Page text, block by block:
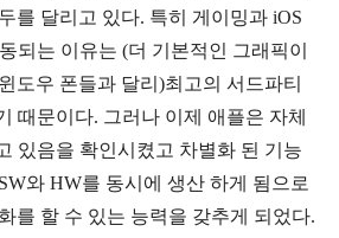
를 달리고 있다. 특히 게이밍과 iOS
되는 이유는 (더 기본적인 그래픽이
도우 폰들과 달리)최고의 서드파티
때문이다. 그러나 이제 애플은 자체
있음을 확인시켰고 차별화 된 기능
와 HW를 동시에 생산 하게 됨으로
를 할 수 있는 능력을 갖추게 되었다.